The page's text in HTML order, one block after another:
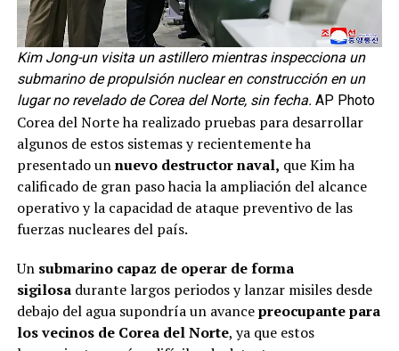
Kim Jong-un visita un astillero mientras inspecciona un
submarino de propulsión nuclear en construcción en un
lugar no revelado de Corea del Norte, sin fecha. AP Photo
Corea del Norte ha realizado pruebas para desarrollar
algunos de estos sistemas y recientemente ha
presentado unnuevo destructor naval, que Kim ha
calificado de gran paso hacia la ampliación del alcance
operativo y la capacidad de ataque preventivo de las
fuerzas nucleares del país.
Un submarino capaz de operar de forma
sigilosadurante largos periodos y lanzar misiles desde
debajo del agua supondría un avancepreocupante para
los vecinos de Corea del Norte, ya que estos